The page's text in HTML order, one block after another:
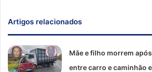
Artigos relacionados
Mãe e filho morrem
entre carro e caminhão